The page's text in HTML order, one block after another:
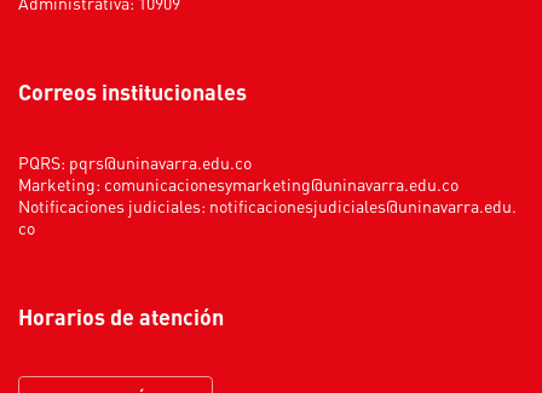
Correos institucionales
PQRS: pqrs@uninavarra.edu.co
Marketing: comunicacionesymarketing@uninavarra.edu.co
Notificaciones judiciales: notificacionesjudiciales@uninavarra.edu.
co
Horarios de atención